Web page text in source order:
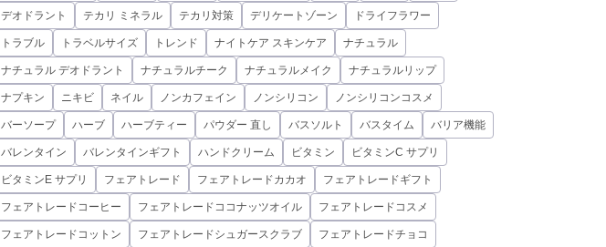
デオドラント テカリ ミネラル テカリ対策 デリケートゾーン ドライフラワー
トラブル トラベルサイズ トレンド ナイトケア スキンケア ナチュラル
ナチュラル デオドラント ナチュラルチーク ナチュラルメイク ナチュラルリップ
ナプキン ニキビ ネイル ノンカフェイン ノンシリコン ノンシリコンコスメ
バーソープ ハーブ ハーブティー パウダー 直し バスソルト バスタイム バリア機能
バレンタイン バレンタインギフト ハンドクリーム ビタミン ビタミンC サプリ
ビタミンE サプリ フェアトレード フェアトレードカカオ フェアトレードギフト
フェアトレードコーヒー フェアトレードココナッツオイル フェアトレードコスメ
フェアトレードコットン フェアトレードシュガースクラブ フェアトレードチョコ